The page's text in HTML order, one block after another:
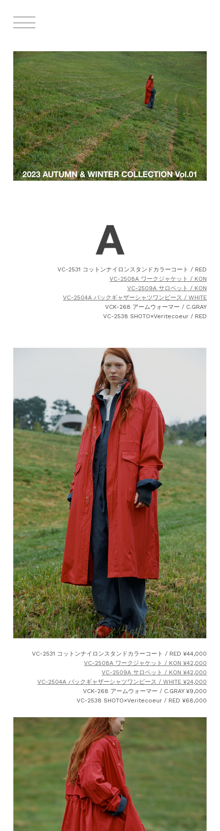
VC-2531 コットンナイロンスタンドカラーコート / RED
VC-2508A ワークジャケット / KON
VC-2509A サロペット / KON
VC-2504A バックギャザーシャツワンピース / WHITE
VCK-268 アームウォーマー / C.GRAY
VC-2538 SHOTO×Veritecoeur / RED
VC-2531 コットンナイロンスタンドカラーコート / RED ¥44,000
VC-2508A ワークジャケット / KON ¥42,000
VC-2509A サロペット / KON ¥42,000
VC-2504A バックギャザーシャツワンピース / WHITE ¥24,000
VCK-268 アームウォーマー / C.GRAY ¥9,000
VC-2538 SHOTO×Veritecoeur / RED ¥68,000